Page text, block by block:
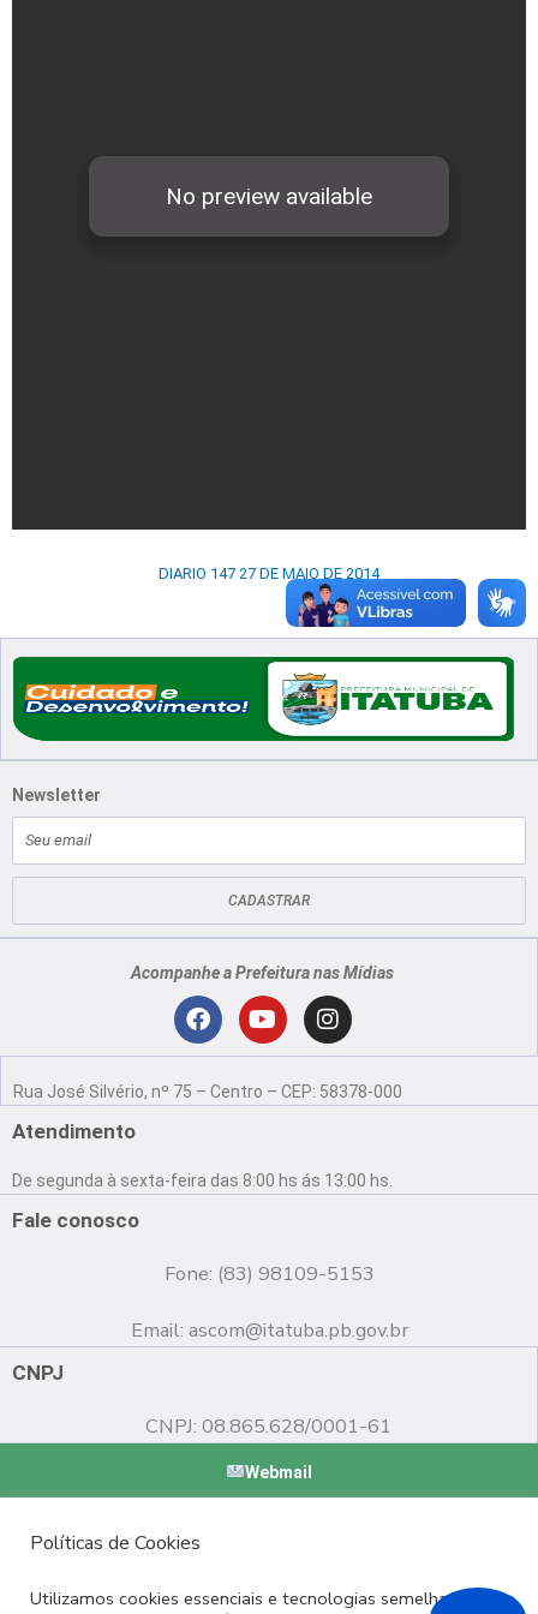
DIARIO 147 27 DE MAIO DE 2014
Newsletter
mail
CADASTRAR
Acompanhe a Prefeitura nas Mídias
F
c
o
o
Y
u
b
e
I
n
s
g
r
Rua José Silvério, nº 75 – Centro – CEP: 58378-000
Atendimento
De segunda à sexta-feira das 8:00 hs ás 13:00 hs.
Fale conosco
Fone: (83) 98109-5153
Email: ascom@itatuba.pb.gov.br
CNPJ
CNPJ: 08.865.628/0001-61
Webmail
Políticas de Cookies
Utilizamos cookies essenciais e tecnologias semelhantes de